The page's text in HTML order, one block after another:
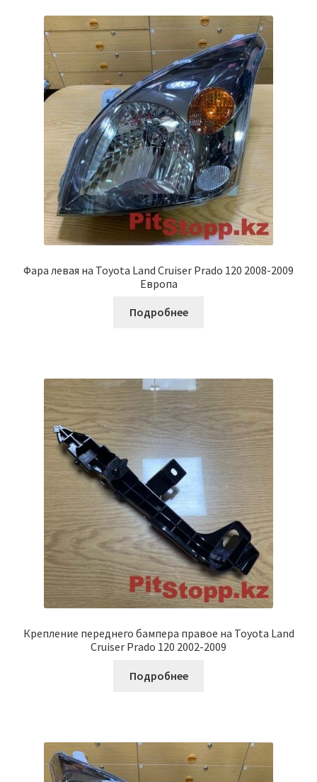
Фара левая на Toyota Land Cruiser Prado 120 2008-2009
Европа
Подробнее
Крепление переднего бампера правое на Toyota Land
Cruiser Prado 120 2002-2009
Подробнее